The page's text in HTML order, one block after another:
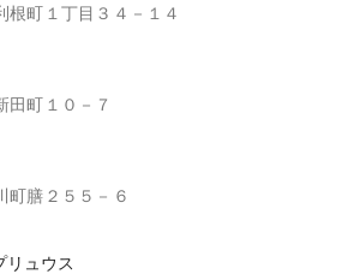
根町１丁目３４－１４
田町１０－７
町膳２５５－６
リュウス